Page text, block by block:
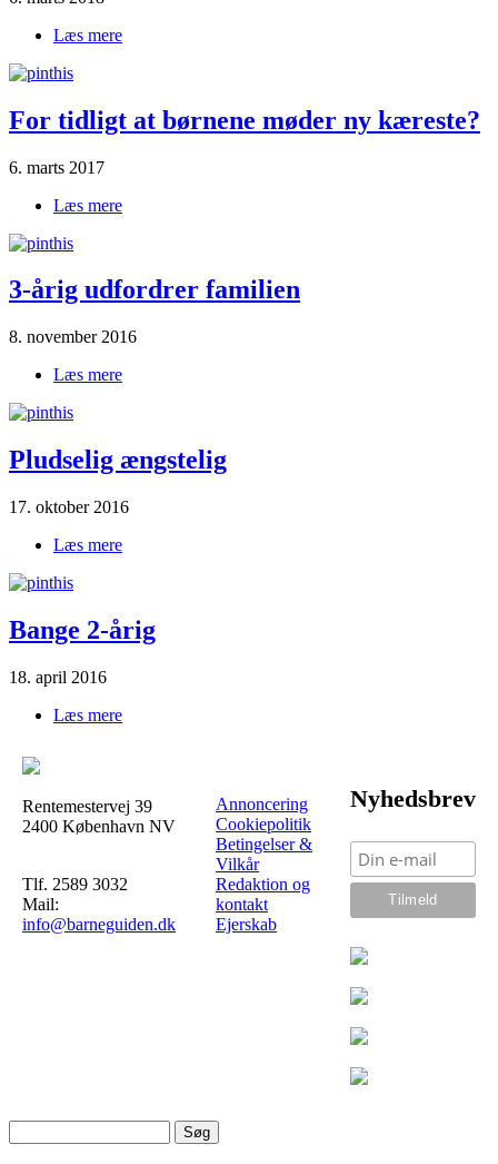
Læs mere
For tidligt at børnene møder ny kæreste?
6. marts 2017
Læs mere
3-årig udfordrer familien
8. november 2016
Læs mere
Pludselig ængstelig
17. oktober 2016
Læs mere
Bange 2-årig
18. april 2016
Læs mere
Rentemestervej 39
2400 København NV
Tlf. 2589 3032
Mail:
info@barneguiden.dk
Annoncering
Cookiepolitik
Betingelser &
Vilkår
Redaktion og
kontakt
Ejerskab
Nyhedsbrev